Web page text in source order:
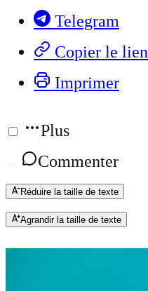
Telegram
Copier le lien
Imprimer
Plus
Commenter
Réduire la taille de texte
Agrandir la taille de texte